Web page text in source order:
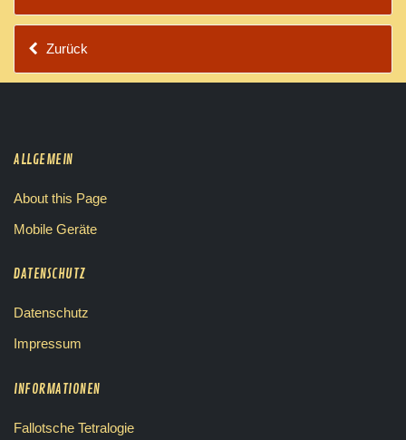
Zurück
ALLGEMEIN
About this Page
Mobile Geräte
DATENSCHUTZ
Datenschutz
Impressum
INFORMATIONEN
Fallotsche Tetralogie